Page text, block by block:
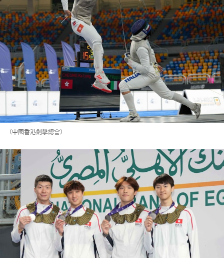
（中國香港劍擊總會）